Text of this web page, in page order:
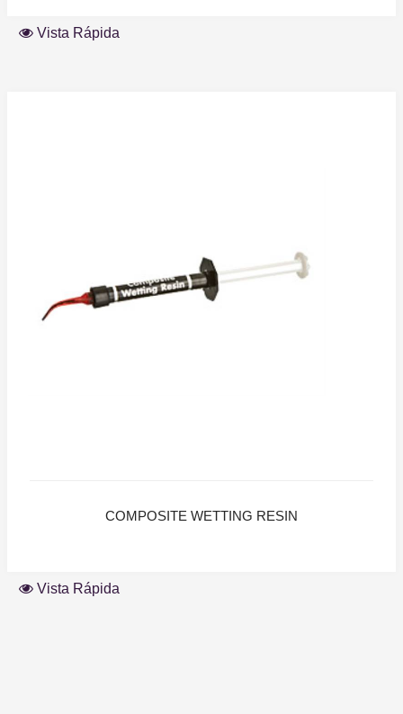
Vista Rápida
COMPOSITE WETTING RESIN
Vista Rápida